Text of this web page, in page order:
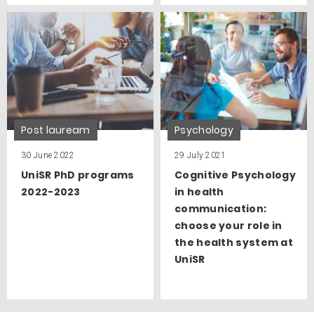
Post lauream
30 June 2022
UniSR PhD programs
2022-2023
Psychology
29 July 2021
Cognitive Psychology
in health
communication:
choose your role in
the health system at
UniSR